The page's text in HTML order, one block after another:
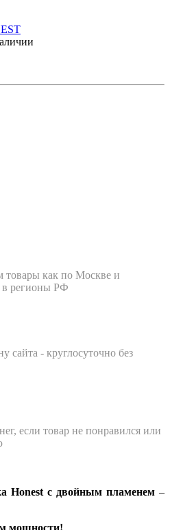
товары как по Москве и
в регионы РФ
сайта - круглосуточно без
если товар не понравился или
Honest с двойным пламенем –
мощности!